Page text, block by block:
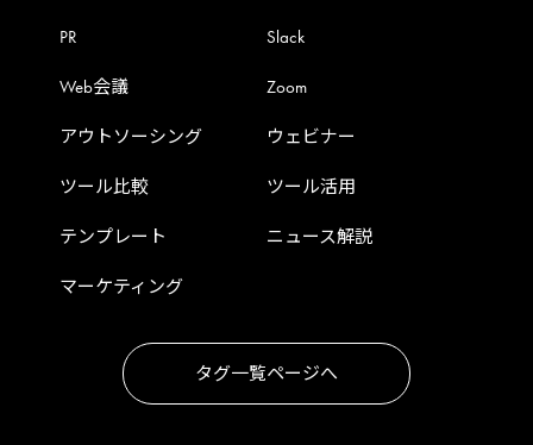
PR Slack
Web会議 Zoom
アウトソーシング ウェビナー
ツール比較 ツール活用
テンプレート ニュース解説
マーケティング
タグ一覧ページへ